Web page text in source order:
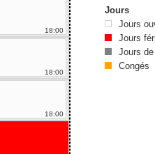
18:00
18:00
18:00
Jours
Jours
Jours
Jours
Congés